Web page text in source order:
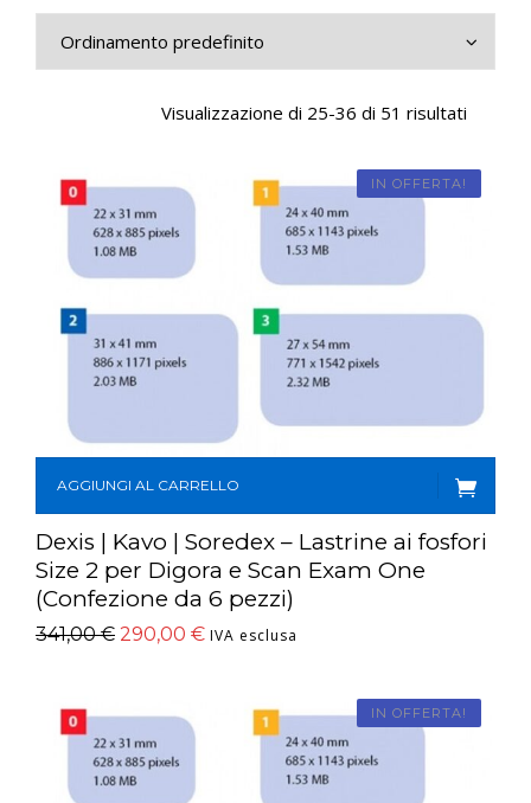
USATO
E-SHOP
ASSISTENZA
IT
Visualizzazione di 25-36 di 51 risultati
IN OFFERTA!
AGGIUNGI AL CARRELLO
Dexis | Kavo | Soredex – Lastrine ai fosfori
Size 2 per Digora e Scan Exam One
(Confezione da 6 pezzi)
341,00€ 290,00 € IVA esclusa
IN OFFERTA!